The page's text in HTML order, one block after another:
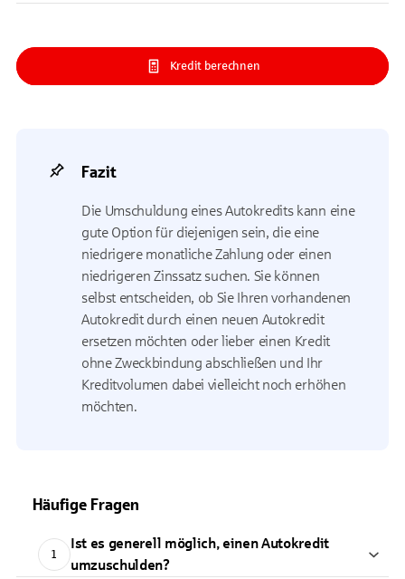
Kredit berechnen
Fazit
Die Umschuldung eines Autokredits kann eine
gute Option für diejenigen sein, die eine
niedrigere monatliche Zahlung oder einen
niedrigeren Zinssatz suchen. Sie können
selbst entscheiden, ob Sie Ihren vorhandenen
Autokredit durch einen neuen Autokredit
ersetzen möchten oder lieber einen Kredit
ohne Zweckbindung abschließen und Ihr
Kreditvolumen dabei vielleicht noch erhöhen
möchten.
Häufige Fragen
1
Ist es generell möglich, einen Autokredit
umzuschulden?